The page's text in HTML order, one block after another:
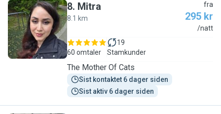
M
8. Mitra
8.1 km
fra
295 kr
/natt
60 omtaler
19
Stamkunder
The Mother Of Cats
Sist kontaktet 6 dager siden
Sist aktiv 6 dager siden